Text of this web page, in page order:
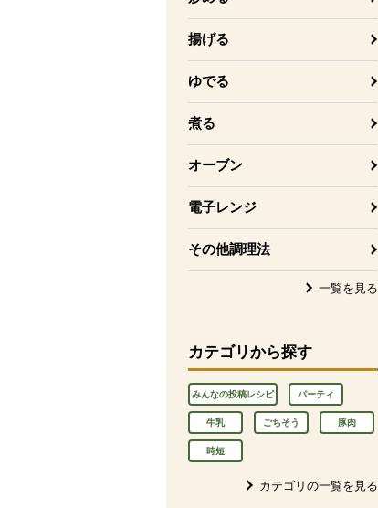
揚げる
ゆでる
煮る
オーブン
電子レンジ
その他調理法
一覧を見る
カテゴリから探す
みんなの投稿レシピ パーティ
牛乳 ごちそう 豚肉
時短
カテゴリの一覧を見る